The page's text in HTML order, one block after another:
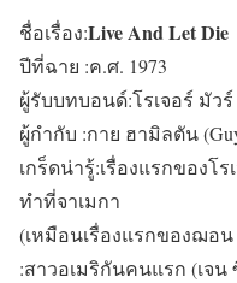
ชื่อเรื่อง:Live And Let Die
ปีที่ฉาย :ค.ศ. 1973
ผู้รับบทบอนด์:โรเจอร์ มัวร์
ผู้กำกับ :กาย ฮามิลตัน
เกร็ดน่ารู้:เรื่องแรกของโ
ทำที่จาเมกา
(เหมือนเรื่องแรกของฌอ
:สาวอเมริกันคนแรก (เจน